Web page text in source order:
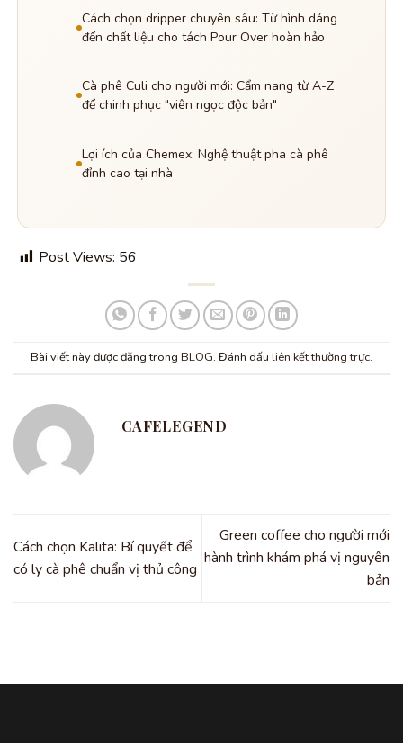
Cách chọn dripper chuyên sâu: Từ hình dáng
đến chất liệu cho tách Pour Over hoàn hảo
Cà phê Culi cho người mới: Cẩm nang từ A-Z
để chinh phục "viên ngọc độc bản"
Lợi ích của Chemex: Nghệ thuật pha cà phê
đỉnh cao tại nhà
Post Views: 56
Bài viết này được đăng trong BLOG. Đánh dấu liên kết thường trực.
CAFELEGEND
Cách chọn Kalita: Bí quyết để
có ly cà phê chuẩn vị thủ công
Green coffee cho người mới
hành trình khám phá vị nguyên
bản